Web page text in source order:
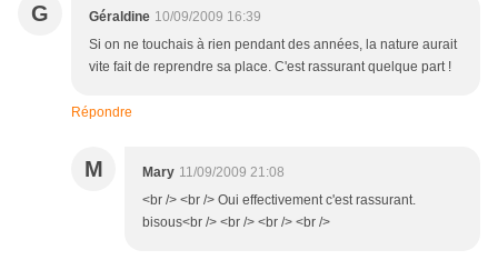
G Géraldine 10/09/2009 16:39
Si on ne touchais à rien pendant des années, la nature aurait
vite fait de reprendre sa place. C'est rassurant quelque part !
Répondre
M Mary 11/09/2009 21:08
<br /> <br /> Oui effectivement c'est rassurant.
bisous<br /> <br /> <br /> <br />